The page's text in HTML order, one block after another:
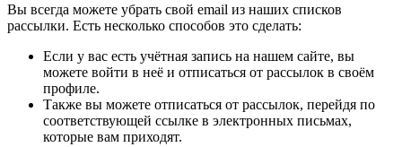
Вы всегда можете убрать свой email из наших списков
рассылки. Есть несколько способов это сделать:
Если у вас есть учётная запись на нашем сайте, вы
можете войти в неё и отписаться от рассылок в своём
профиле.
Также вы можете отписаться от рассылок, перейдя по
соответствующей ссылке в электронных письмах,
которые вам приходят.